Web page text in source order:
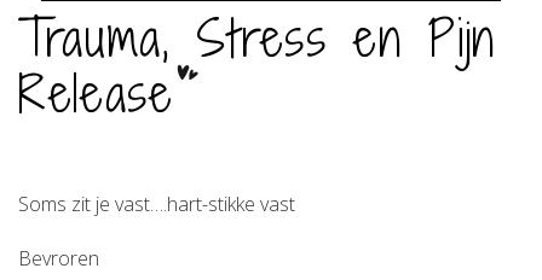
Trauma, Stress en Pijn
Release
Soms zit je vast….hart-stikke vast
Bevroren